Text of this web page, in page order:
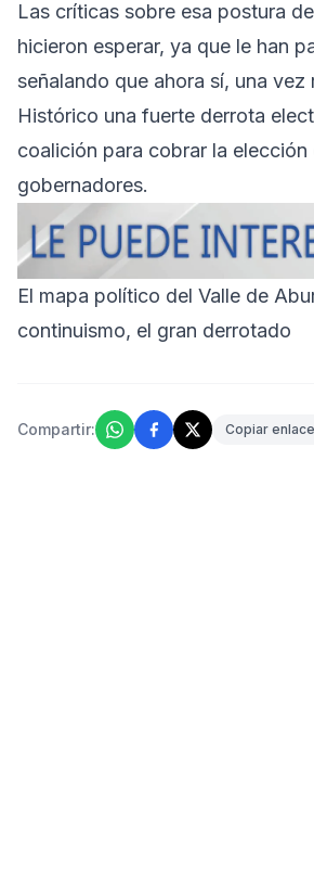
Las críticas sobre esa postura
hicieron esperar, ya que le han
señalando que ahora sí, una vez
Histórico una fuerte derrota
coalición para cobrar la elección
gobernadores.
El mapa político del Valle de
continuismo, el gran derrotado
Compartir: Copiar enlace